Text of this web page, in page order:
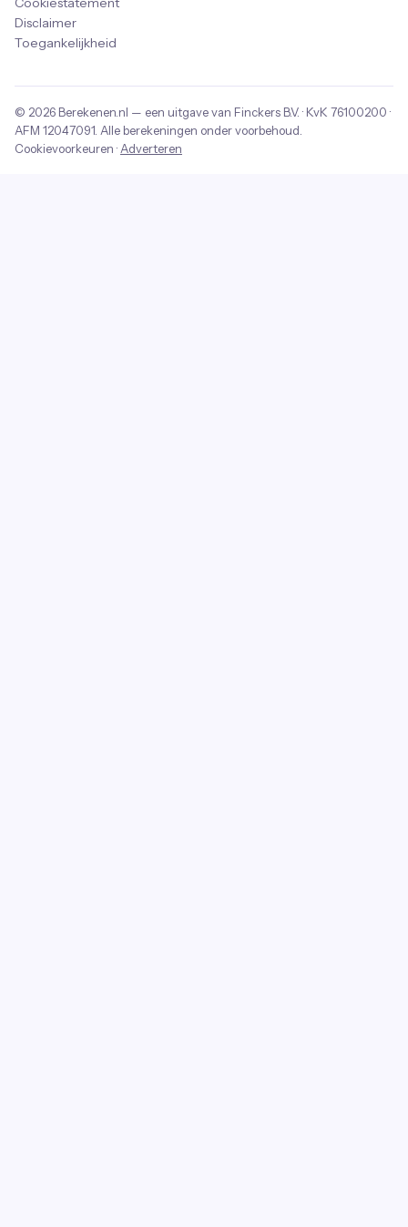
Disclaimer
Toegankelijkheid
© 2026 Berekenen.nl — een uitgave van Finckers B.V. · KvK 76100200 ·
AFM 12047091 . Alle berekeningen onder voorbehoud.
Cookievoorkeuren · Adverteren